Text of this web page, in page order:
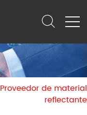
Proveedor de material
reflectante